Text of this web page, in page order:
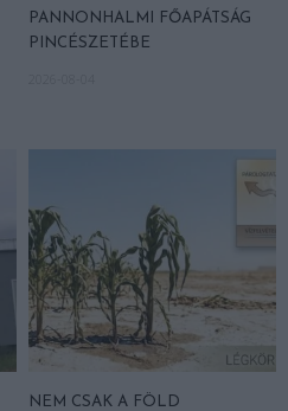
PANNONHALMI FŐAPÁTSÁG
PINCÉSZETÉBE
NEM CSAK A FÖLD